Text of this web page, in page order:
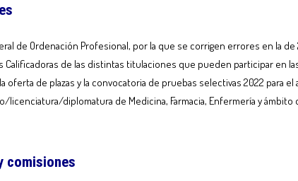
de Ordenación Profesional, por la que se corrigen errores en la
de las distintas titulaciones que pueden participar en
de plazas y la convocatoria de pruebas selectivas 2022 para
diplomatura de Medicina, Farmacia, Enfermería y ámbito
comisiones